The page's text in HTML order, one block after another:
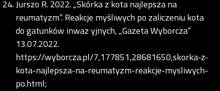
Jurszo R. 2022. „Skórka z kota najlepsza na
reumatyzm”. Reakcje myśliwych po zaliczeniu kota
do gatunków inwaz yjnych, „Gazeta Wyborcza”
13.07.2022.
https://wyborcza.pl/7,177851,28681650,skorka-z-
kota-najlepsza-na-reumatyzm-reakcje-mysliwych-
po.html;